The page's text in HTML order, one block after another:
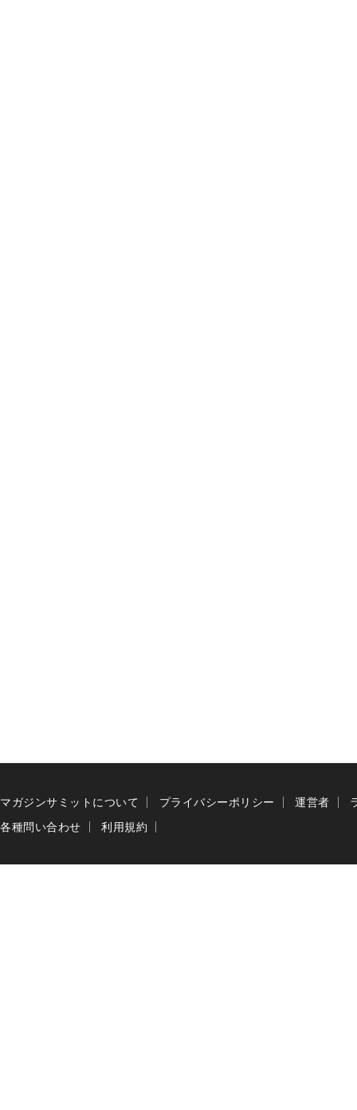
マガジンサミットについて プライバシーポリシー 運営者
各種問い合わせ
利用規約